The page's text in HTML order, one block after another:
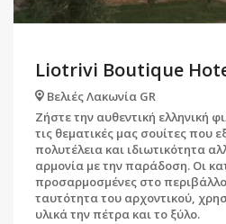
Liotrivi Boutique
Βελιές Λακωνία GR
Ζήστε την αυθεντική ελληνική
τις θεματικές μας σουίτες που
πολυτέλεια και ιδιωτικότητα
αρμονία με την παράδοση. Οι
προσαρμοσμένες στο
ταυτότητα του αρχοντικού,
υλικά την πέτρα και το ξύλο.